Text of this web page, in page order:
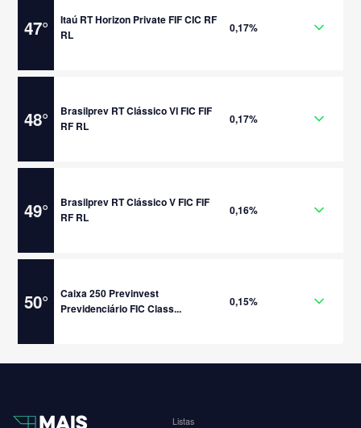
47°
Itaú RT Horizon Private FIF CIC RF
RL
0,17%
48°
Brasilprev RT Clássico VI FIC FIF
RF RL
0,17%
49°
Brasilprev RT Clássico V FIC FIF
RF RL
0,16%
50°
Caixa 250 Previnvest
Previdenciário FIC Class...
0,15%
Listas